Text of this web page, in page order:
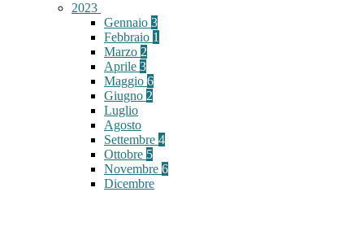
2023
Gennaio 3
Febbraio 1
Marzo 2
Aprile 3
Maggio 6
Giugno 2
Luglio
Agosto
Settembre 4
Ottobre 5
Novembre 6
Dicembre